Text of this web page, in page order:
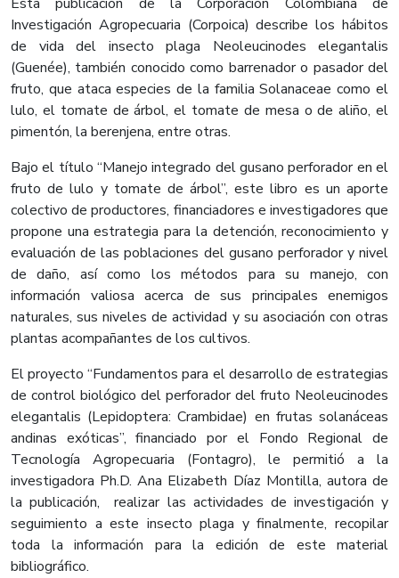
Investigación Agropecuaria (Corpoica) describe los hábitos
de vida del insecto plaga Neoleucinodes elegantalis
(Guenée), también conocido como barrenador o pasador del
fruto, que ataca especies de la familia Solanaceae como el
lulo, el tomate de árbol, el tomate de mesa o de aliño, el
pimentón, la berenjena, entre otras.
Bajo el título “Manejo integrado del gusano perforador en el
fruto de lulo y tomate de árbol”, este libro es un aporte
colectivo de productores, financiadores e investigadores que
propone una estrategia para la detención, reconocimiento y
evaluación de las poblaciones del gusano perforador y nivel
de daño, así como los métodos para su manejo, con
información valiosa acerca de sus principales enemigos
naturales, sus niveles de actividad y su asociación con otras
plantas acompañantes de los cultivos.
El proyecto “Fundamentos para el desarrollo de estrategias
de control biológico del perforador del fruto Neoleucinodes
elegantalis (Lepidoptera: Crambidae) en frutas solanáceas
andinas exóticas”, financiado por el Fondo Regional de
Tecnología Agropecuaria (Fontagro), le permitió a la
investigadora Ph.D. Ana Elizabeth Díaz Montilla, autora de
la publicación, realizar las actividades de investigación y
seguimiento a este insecto plaga y finalmente, recopilar
toda la información para la edición de este material
bibliográfico.